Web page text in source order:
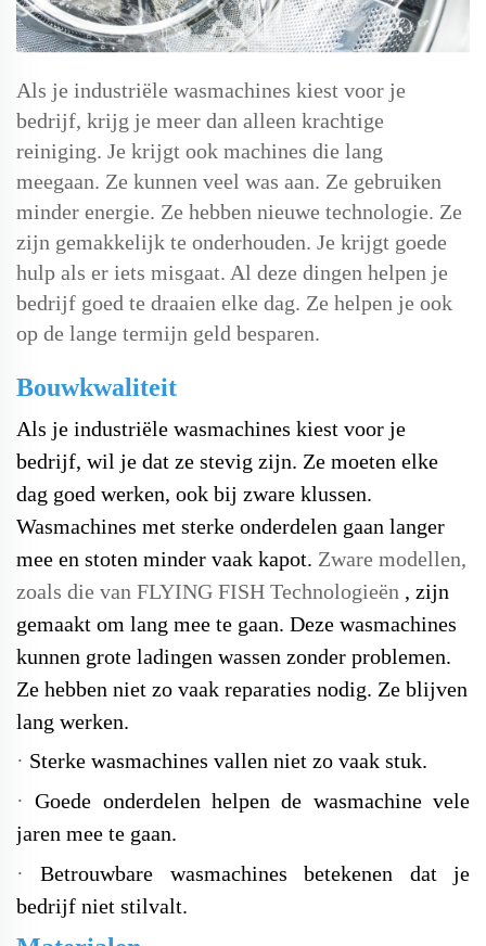
Als je industriële wasmachines kiest voor je
bedrijf, krijg je meer dan alleen krachtige
reiniging. Je krijgt ook machines die lang
meegaan. Ze kunnen veel was aan. Ze gebruiken
minder energie. Ze hebben nieuwe technologie. Ze
zijn gemakkelijk te onderhouden. Je krijgt goede
hulp als er iets misgaat. Al deze dingen helpen je
bedrijf goed te draaien elke dag. Ze helpen je ook
op de lange termijn geld besparen.
Bouwkwaliteit
Als je industriële wasmachines kiest voor je
bedrijf, wil je dat ze stevig zijn. Ze moeten elke
dag goed werken, ook bij zware klussen.
Wasmachines met sterke onderdelen gaan langer
mee en stoten minder vaak kapot. Zware modellen,
zoals die van FLYING FISH Technologieën , zijn
gemaakt om lang mee te gaan. Deze wasmachines
kunnen grote ladingen wassen zonder problemen.
Ze hebben niet zo vaak reparaties nodig. Ze blijven
lang werken.
· Sterke wasmachines vallen niet zo vaak stuk.
· Goede onderdelen helpen de wasmachine vele
jaren mee te gaan.
·
Betrouwbare wasmachines betekenen dat je
bedrijf niet stilvalt.